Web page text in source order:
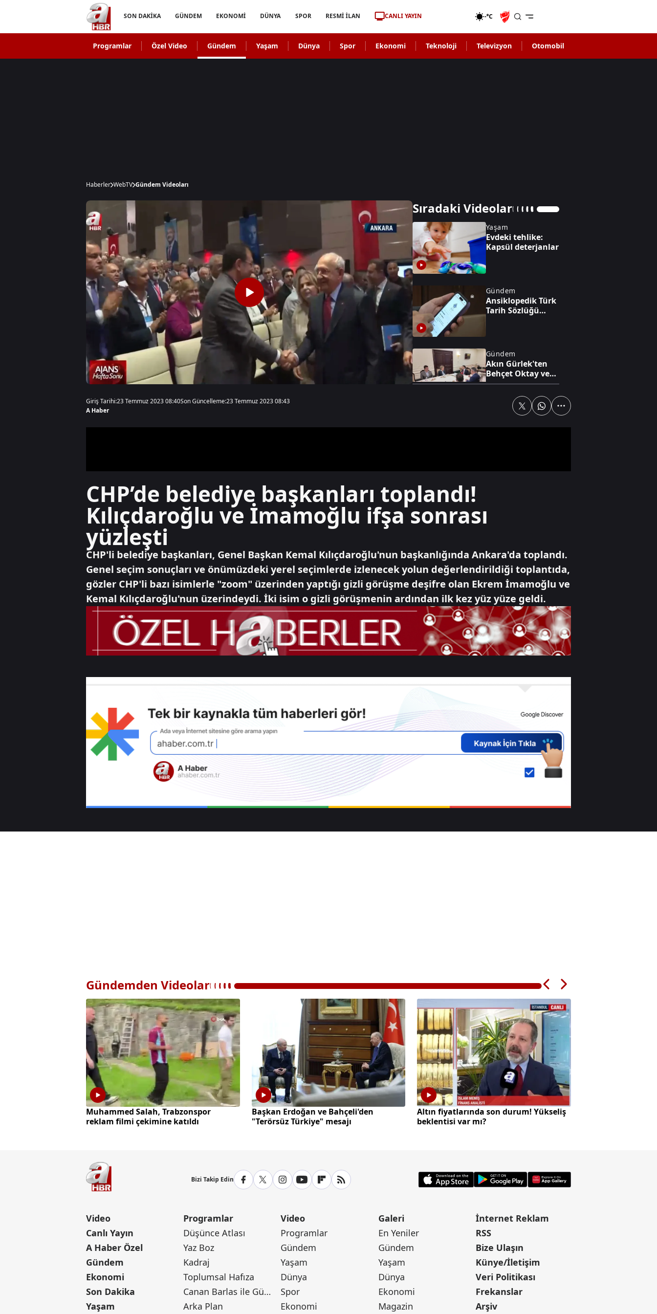
SON DAKİKA GÜNDEM EKONOMİ DÜNYA SPOR RESMİ İLAN CANLI YAYIN -°C
Programlar Özel Video Gündem Yaşam Dünya Spor Ekonomi Teknoloji Televizyon Otomobil
Haberler WebTV Gündem Videoları
Sıradaki Videolar
Yaşam
Evdeki tehlike:
Kapsül deterjanlar
Gündem
Ansiklopedik Türk
Tarih Sözlüğü
Gündem
Akın Gürlek'ten
Behçet Oktay ve
Uğur Mumcu
görüşme
Başarılı öğrenciye
yüksek üretimi
Bilecik'te arazide
çıkan yangın
söndürüldü
Giriş Tarihi:23 Temmuz 2023 08:40Son Güncelleme:23 Temmuz 2023 08:43
A Haber
CHP’de belediye başkanları toplandı!
Kılıçdaroğlu ve İmamoğlu ifşa sonrası
yüzleşti
CHP'li belediye başkanları, Genel Başkan Kemal Kılıçdaroğlu'nun başkanlığında Ankara'da toplandı.
Genel seçim sonuçları ve önümüzdeki yerel seçimlerde izlenecek yolun değerlendirildiği toplantıda,
gözler CHP'li bazı isimlerle "zoom" üzerinden yaptığı gizli görüşme deşifre olan Ekrem İmamoğlu ve
Kemal Kılıçdaroğlu'nun üzerindeydi. İki isim o gizli görüşmenin ardından ilk kez yüz yüze geldi.
Gündemden Videolar
Muhammed Salah, Trabzonspor
reklam filmi çekimine katıldı
Başkan Erdoğan ve Bahçeli'den
"Terörsüz Türkiye" mesajı
Altın fiyatlarında son durum! Yükseliş
beklentisi var mı?
Bizi Takip Edin
Video
Canlı Yayın
A Haber Özel
Gündem
Ekonomi
Son Dakika
Yaşam
Programlar
Düşünce Atlası
Yaz Boz
Kadraj
Toplumsal Hafıza
Canan Barlas ile Gündem
Arka Plan
Video
Programlar
Gündem
Yaşam
Dünya
Spor
Ekonomi
Galeri
En Yeniler
Gündem
Yaşam
Dünya
Ekonomi
Magazin
İnternet Reklam
RSS
Bize Ulaşın
Künye/İletişim
Veri Politikası
Frekanslar
Arşiv